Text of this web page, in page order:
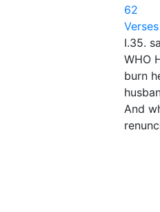
62
Verses
I.35.
WHO
burn
And